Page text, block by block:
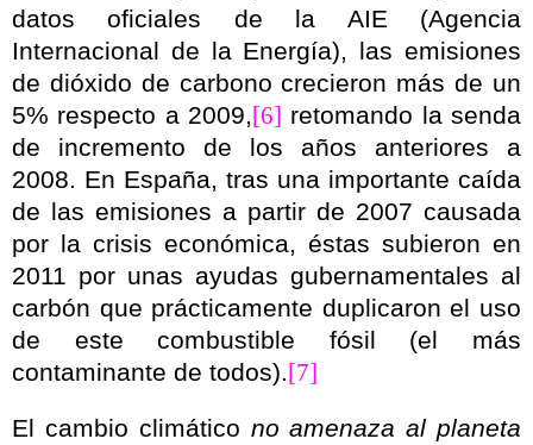
datos oficiales de la AIE(Agencia
Internacional de la Energía), las emisiones
de dióxido de carbono crecieron más de un
5% respecto a 2009,[6] retomando la senda
de incremento de los años anteriores a
2008. En España, tras una importante caída
de las emisiones a partir de 2007 causada
por la crisis económica, éstas subieron en
2011 por unas ayudas gubernamentales al
carbón que prácticamente duplicaron el uso
de este combustible fósil (el más
contaminante de todos).[7]
El cambio climático no amenaza al planeta